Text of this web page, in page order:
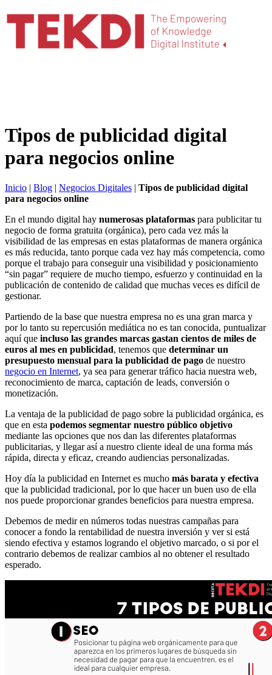
Tipos de publicidad digital
para negocios online
Inicio | Blog | Negocios Digitales | Tipos de publicidad digital
para negocios online
En el mundo digital hay numerosas plataformas para publicitar tu
negocio de forma gratuita (orgánica), pero cada vez más la
visibilidad de las empresas en estas plataformas de manera orgánica
es más reducida, tanto porque cada vez hay más competencia, como
porque el trabajo para conseguir una visibilidad y posicionamiento
“sin pagar” requiere de mucho tiempo, esfuerzo y continuidad en la
publicación de contenido de calidad que muchas veces es difícil de
gestionar.
Partiendo de la base que nuestra empresa no es una gran marca y
por lo tanto su repercusión mediática no es tan conocida, puntualizar
aquí que incluso las grandes marcas gastan cientos de miles de
euros al mes en publicidad, tenemos que determinar un
presupuesto mensual para la publicidad de pago de nuestro
negocio en Internet, ya sea para generar tráfico hacia nuestra web,
reconocimiento de marca, captación de leads, conversión o
monetización.
La ventaja de la publicidad de pago sobre la publicidad orgánica, es
que en esta podemos segmentar nuestro público objetivo
mediante las opciones que nos dan las diferentes plataformas
publicitarias, y llegar así a nuestro cliente ideal de una forma más
rápida, directa y eficaz, creando audiencias personalizadas.
Hoy día la publicidad en Internet es mucho más barata y efectiva
que la publicidad tradicional, por lo que hacer un buen uso de ella
nos puede proporcionar grandes beneficios para nuestra empresa.
Debemos de medir en números todas nuestras campañas para
conocer a fondo la rentabilidad de nuestra inversión y ver si está
siendo efectiva y estamos logrando el objetivo marcado, o si por el
contrario debemos de realizar cambios al no obtener el resultado
esperado.